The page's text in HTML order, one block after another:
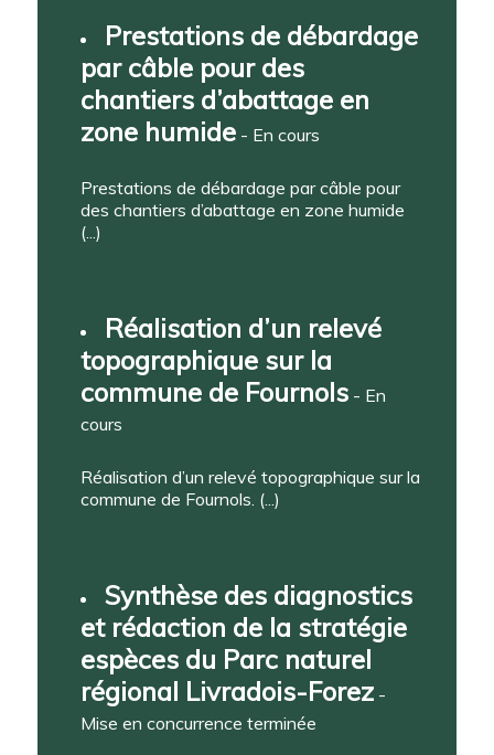
Prestations de débardage
par câble pour des
chantiers d’abattage en
zone humide- En cours
Prestations de débardage par câble pour
des chantiers d’abattage en zone humide
(...)
Réalisation d’un relevé
topographique sur la
commune de Fournols- En
cours
Réalisation d’un relevé topographique sur la
commune de Fournols. (...)
Synthèse des diagnostics
et rédaction de la stratégie
espèces du Parc naturel
régional Livradois-Forez-
Mise en concurrence terminée